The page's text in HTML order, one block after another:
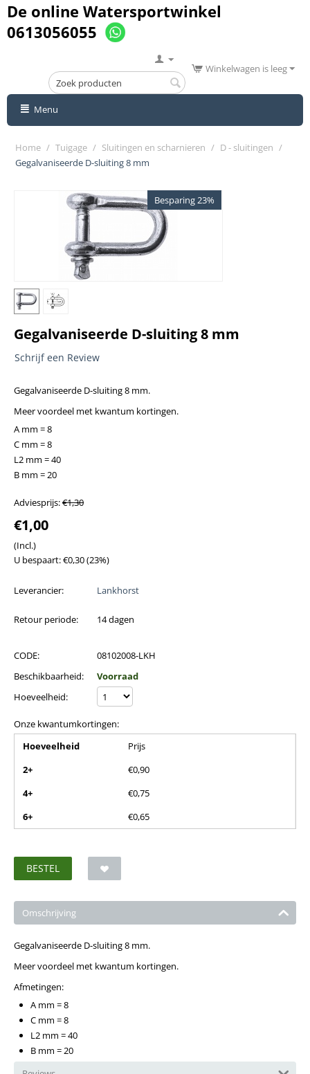
De online Watersportwinkel
0613056055
Winkelwagen is leeg
Menu
Home / Tuigage / Sluitingen en scharnieren / D - sluitingen /
Gegalvaniseerde D-sluiting 8 mm
Besparing 23%
Gegalvaniseerde D-sluiting 8 mm
Schrijf een Review
Gegalvaniseerde D-sluiting 8 mm.
Meer voordeel met kwantum kortingen.
A mm = 8
C mm = 8
L2 mm = 40
B mm = 20
Adviesprijs:€1,30
€1,00
(Incl.)
U bespaart:€0,30(23%)
Leverancier: Lankhorst
Retour periode: 14 dagen
CODE:
08102008-LKH
Beschikbaarheid:
Voorraad
Hoeveelheid:
Onze kwantumkortingen:
Hoeveelheid
Prijs
2+
€0,90
4+
€0,75
6+
€0,65
BESTEL
Omschrijving
Gegalvaniseerde D-sluiting 8 mm.
Meer voordeel met kwantum kortingen.
Afmetingen:
A mm = 8
C mm = 8
L2 mm = 40
B mm = 20